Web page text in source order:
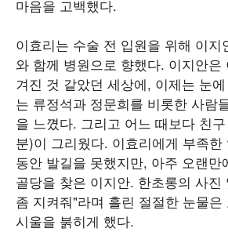
마음을 고백했다.
이효리는 수술 전 입원을 위해 이지
와 함께 병원으로 향했다. 이지안은
겨진 것 같았던 세상에, 이제는 눈
는 류정석과 정문희를 비롯한 사람
을 느꼈다. 그리고 어느 때보다 친
분)이 그리웠다. 이효리에게 부족
동안 발길을 못했지만, 아주 오랜만
골당을 찾은 이지안. 한초롱의 사진
좀 지켜줘"라며 흘린 절절한 눈물
시울을 붉히게 했다.